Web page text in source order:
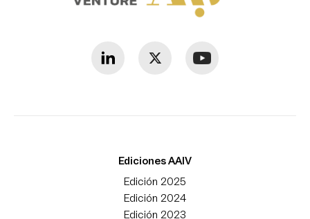
Ediciones AAIV
Edición 2025
Edición 2024
Edición 2023